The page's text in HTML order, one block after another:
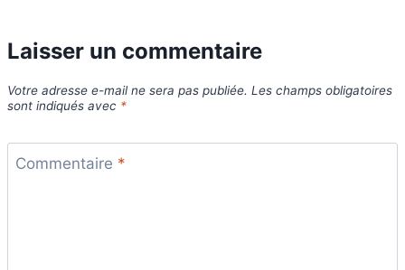
Laisser un commentaire
Votre adresse e-mail ne sera pas publiée. Les champs obligatoires
sont indiqués avec *
Commentaire *